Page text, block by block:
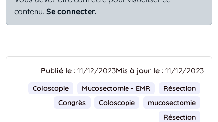
contenu. Se connecter.
Publié le : 11/12/2023Mis à jour le : 11/12/2023
Coloscopie Mucosectomie - EMR
Résection
Congrès
Coloscopie
mucosectomie
Résection